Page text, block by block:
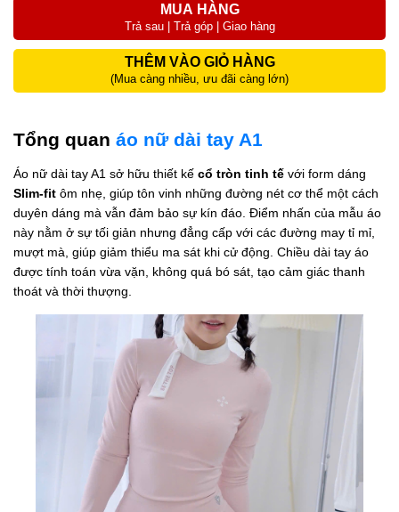
MUA HÀNG
Trả sau | Trả góp | Giao hàng
THÊM VÀO GIỎ HÀNG
(Mua càng nhiều, ưu đãi càng lớn)
Tổng quan áo nữ dài tay A1
Áo nữ dài tay A1 sở hữu thiết kế cổ tròn tinh tế với form dáng
Slim-fit ôm nhẹ, giúp tôn vinh những đường nét cơ thể một cách
duyên dáng mà vẫn đảm bảo sự kín đáo. Điểm nhấn của mẫu áo
này nằm ở sự tối giản nhưng đẳng cấp với các đường may tỉ mỉ,
mượt mà, giúp giảm thiểu ma sát khi cử động. Chiều dài tay áo
được tính toán vừa vặn, không quá bó sát, tạo cảm giác thanh
thoát và thời thượng.